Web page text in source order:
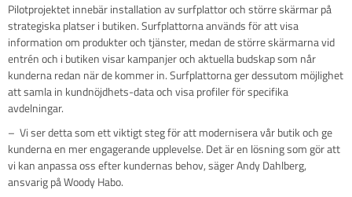
Pilotprojektet innebär installation av surfplattor och större skärmar på
strategiska platser i butiken. Surfplattorna används för att visa
information om produkter och tjänster, medan de större skärmarna vid
entrén och i butiken visar kampanjer och aktuella budskap som når
kunderna redan när de kommer in. Surfplattorna ger dessutom möjlighet
att samla in kundnöjdhets-data och visa profiler för specifika
avdelningar.
– Vi ser detta som ett viktigt steg för att modernisera vår butik och ge
kunderna en mer engagerande upplevelse. Det är en lösning som gör att
vi kan anpassa oss efter kundernas behov, säger Andy Dahlberg,
ansvarig på Woody Habo.